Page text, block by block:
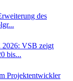
des
VSB zeigt
bis...
Projektentwickler